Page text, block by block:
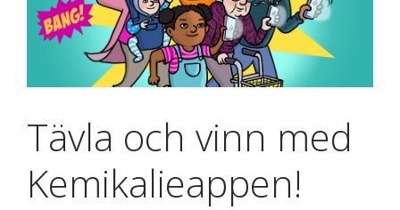
Tävla och vinn med
Kemikalieappen!